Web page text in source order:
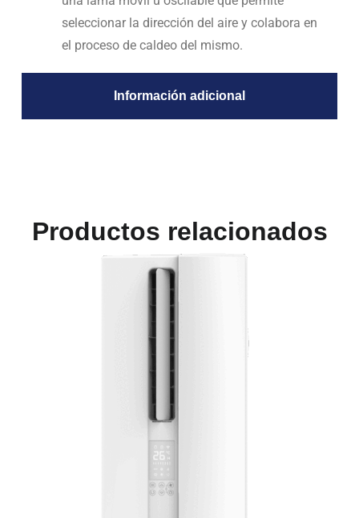
Información adicional
seleccionar la dirección del aire y colabora en
el proceso de caldeo del mismo.
Productos relacionados